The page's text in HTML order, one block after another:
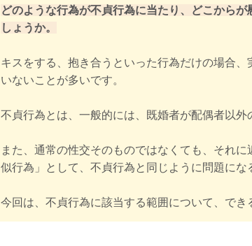
どのような行為が不貞行為に当たり、どこから
しょうか。
キスをする、抱き合うといった行為だけの場合
いないことが多いです。
不貞行為とは、一般的には、既婚者が配偶者以外
また、通常の性交そのものではなくても、それ
似行為」として、不貞行為と同じように問題にな
今回は、不貞行為に該当する範囲について、でき